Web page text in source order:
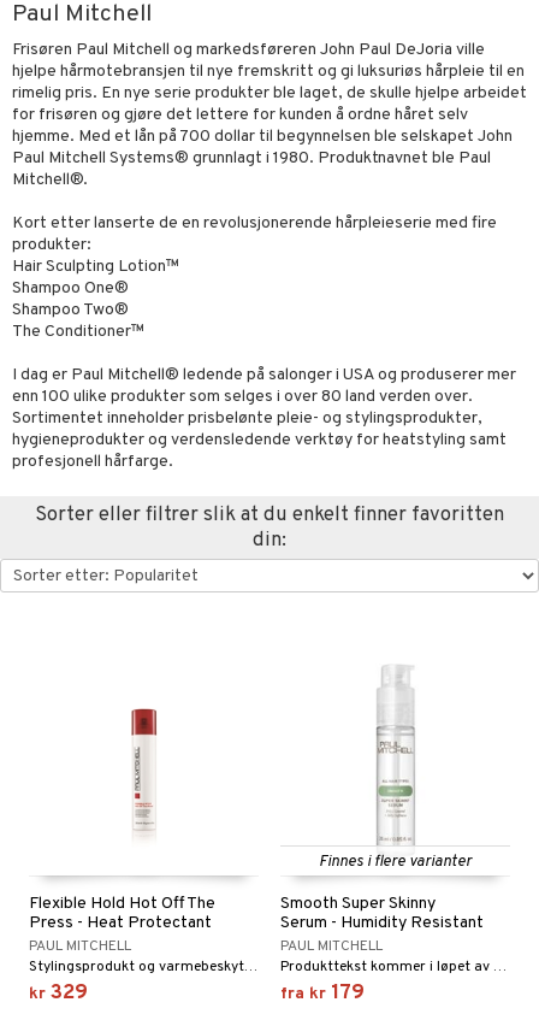
Paul Mitchell
Frisøren Paul Mitchell og markedsføreren John Paul DeJoria ville
hjelpe hårmotebransjen til nye fremskritt og gi luksuriøs hårpleie til en
rimelig pris. En nye serie produkter ble laget, de skulle hjelpe arbeidet
for frisøren og gjøre det lettere for kunden å ordne håret selv
hjemme. Med et lån på 700 dollar til begynnelsen ble selskapet John
Paul Mitchell Systems® grunnlagt i 1980. Produktnavnet ble Paul
Mitchell®.
Kort etter lanserte de en revolusjonerende hårpleieserie med fire
produkter:
Hair Sculpting Lotion™
Shampoo One®
Shampoo Two®
The Conditioner™
I dag er Paul Mitchell® ledende på salonger i USA og produserer mer
enn 100 ulike produkter som selges i over 80 land verden over.
Sortimentet inneholder prisbelønte pleie- og stylingsprodukter,
hygieneprodukter og verdensledende verktøy for heatstyling samt
profesjonell hårfarge.
Sorter eller filtrer slik at du enkelt finner favoritten
din:
Flexible Hold Hot Off The
Press - Heat Protectant
PAUL MITCHELL
Stylingsprodukt og varmebeskyttelse i ett som beskytter håret mot høye temperaturer og skadet hår.
kr 329
Finnes i flere varianter
Smooth Super Skinny
Serum - Humidity Resistant
PAUL MITCHELL
Produkttekst kommer i løpet av kort tid
fra kr 179
in balsam
& Gelé
hud
Dagkrem
/ Kajal
uten sol
& såpe
Set
og Baby
og Romduft
de cologne
de parfum
uten sol
& Bart
uten sol
& såpe
shave balm
shave lotion
de cologne
de toilette
og kroppspleie
og leppepleie
/ Makeupfjerner
Elixir
Happy
Happy for Men
for menn